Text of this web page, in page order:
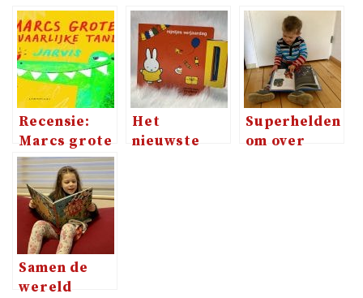
Recensie:
Marcs grote
gevaarlijke
tanden
Het
nieuwste
Superhelden
om over
Samen de
wereld